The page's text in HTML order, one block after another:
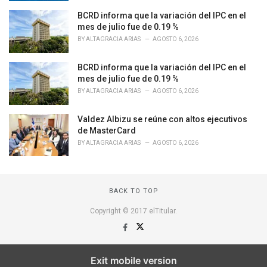
:
BCRD informa que la variación del IPC en el
mes de julio fue de 0.19 %
BYALTAGRACIA ARIAS AGOSTO 6, 2026
BCRD informa que la variación del IPC en el
mes de julio fue de 0.19 %
BYALTAGRACIA ARIAS AGOSTO 6, 2026
Valdez Albizu se reúne con altos ejecutivos
de MasterCard
BYALTAGRACIA ARIAS AGOSTO 6, 2026
BACK TO TOP
Copyright © 2017 elTitular.
Exit mobile version